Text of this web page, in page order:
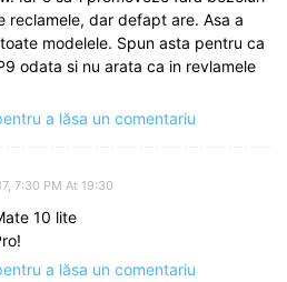
reclamele, dar defapt are. Asa a
modelele. Spun asta pentru ca
odata si nu arata ca in revlamele
a lăsa un comentariu
7:30 PM At 19:30
10 lite
a lăsa un comentariu